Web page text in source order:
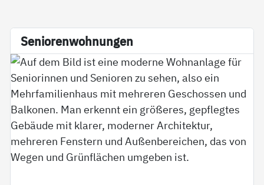
Se­nio­ren­woh­nun­gen